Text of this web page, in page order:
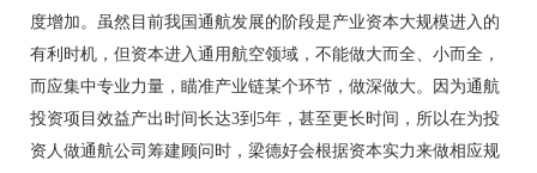
度增加。虽然目前我国通航发展的阶段是产业资本大规模进入的
有利时机，但资本进入通用航空领域，不能做大而全、小而全，
而应集中专业力量，瞄准产业链某个环节，做深做大。因为通航
投资项目效益产出时间长达3到5年，甚至更长时间，所以在为投
资人做通航公司筹建顾问时，梁德好会根据资本实力来做相应规